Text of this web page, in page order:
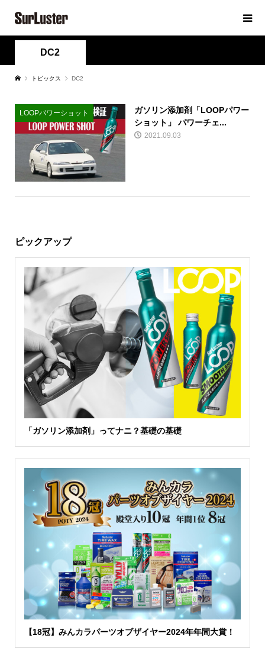
DC2
トピックス DC2
LOOPパワーショット
ガソリン添加剤「LOOPパワー
ショット」 パワーチェ...
2021.09.03
ピックアップ
「ガソリン添加剤」ってナニ？基礎の基礎
【18冠】みんカラパーツオブザイヤー2024年年間大賞！